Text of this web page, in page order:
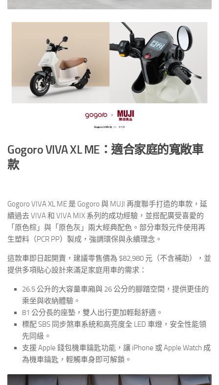
Gogoro VIVA XL ME：適合家庭的寬敞車
款
Gogoro VIVA XL ME 是 Gogoro 與 MUJI 再度聯手打造的車款，延
續過去 VIVA 和 VIVA MIX 系列的成功經驗，並搭配廣受喜愛的
「原色棕」與「原色灰」兩大經典配色。部分車殼元件使用再
生塑料（PCR PP）製成，強調環保與永續理念。
這款車即日起開賣，建議零售價為 $82,980 元（不含補助），並
提供多項貼心設計來滿足家庭用車的需求：
26.5 公升的大容量車廂與 26 公分的腳踏空間，提供更佳的
乘坐與收納體驗。
81 公分長的座墊，雙人出行更加輕鬆舒適。
標配 SBS 同步煞車系統和高亮度全 LED 車燈，安全性能領
先同級。
支援 Apple 錢包機車鑰匙功能，讓 iPhone 或 Apple Watch 成
為機車鑰匙，輕觸車身即可解鎖。